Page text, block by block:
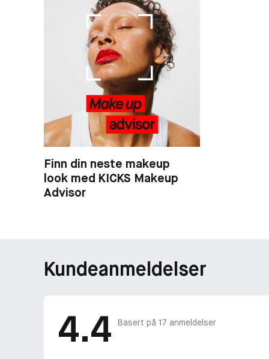
Finn din neste makeup
look med KICKS Makeup
Advisor
Kundeanmeldelser
4.4 Basert på 17 anmeldelser